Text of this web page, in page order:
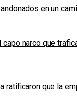
en un
capo narco que
ratificaron que la